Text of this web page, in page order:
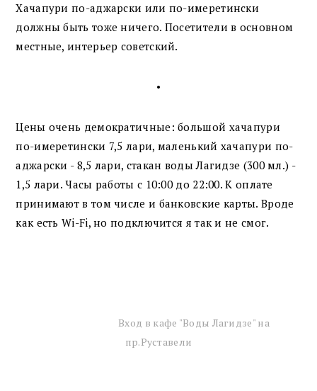
Хачапури по-аджарски или по-имеретински
должны быть тоже ничего. Посетители в основном
местные, интерьер советский.
•
Цены очень демократичные: большой хачапури
по-имеретински 7,5 лари, маленький хачапури по-
аджарски - 8,5 лари, стакан воды Лагидзе (300 мл.) -
1,5 лари. Часы работы с 10:00 до 22:00. К оплате
принимают в том числе и банковские карты. Вроде
как есть Wi-Fi, но подключится я так и не смог.
Вход в кафе "Воды Лагидзе" на
пр.Руставели